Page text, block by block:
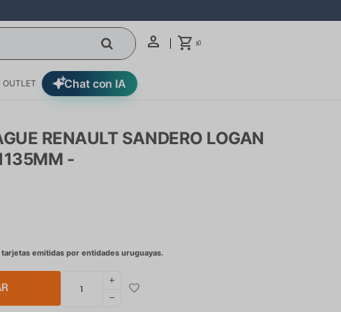
$0
Chat con IA
OUTLET
RENAULT SANDERO LOGAN
-
add
remove